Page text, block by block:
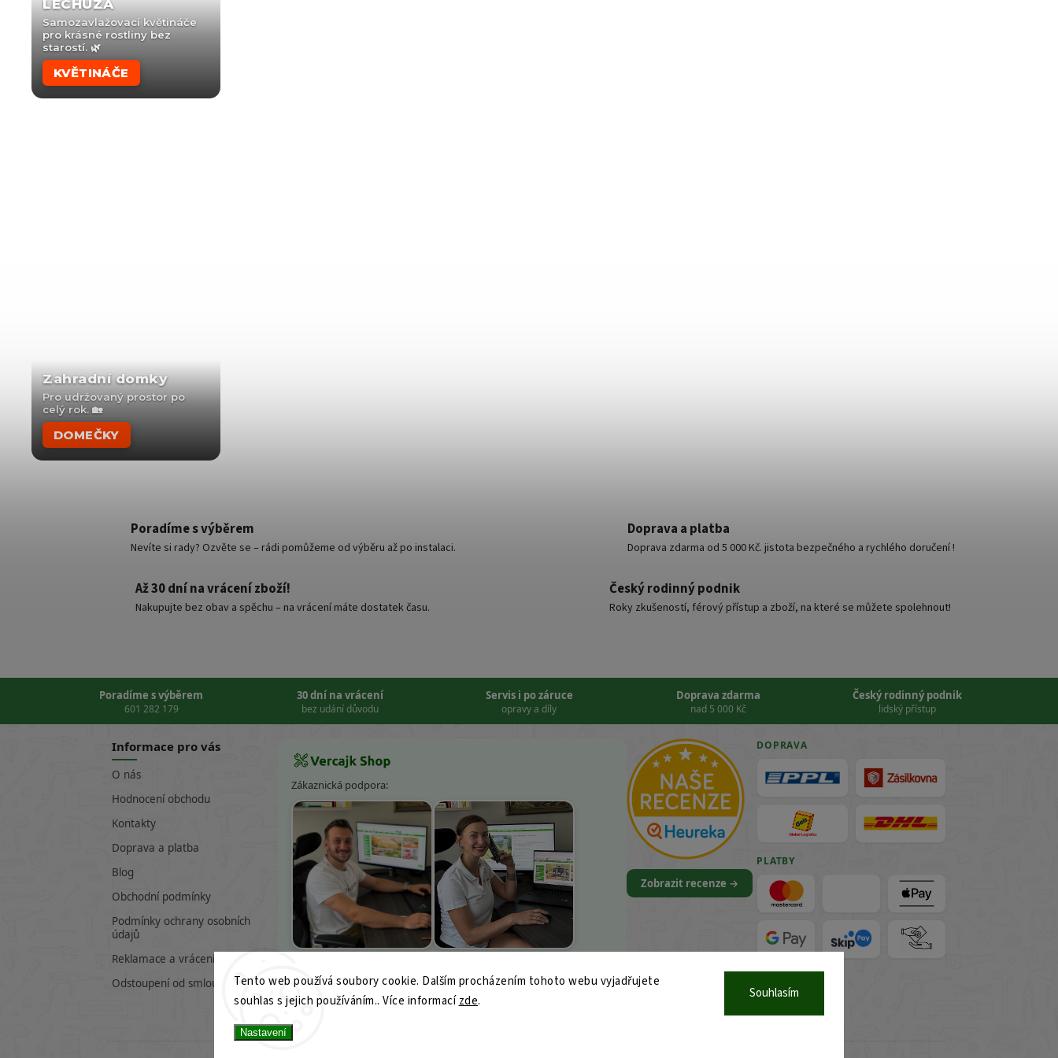
Tento web používá soubory cookie. Dalším procházením tohoto webu vyjadřujete
souhlas s jejich používáním.. Více informacízde.
Nastavení
Souhlasím
LECHUZA
Samozavlažovací květináče
pro krásné rostliny bez
starostí. 🌿
KVĚTINÁČE
Zahradní domky
Pro udržovaný prostor po
celý rok. 🏡
DOMEČKY
Poradíme s výběrem
Nevíte si rady? Ozvěte se – rádi pomůžeme od výběru až po instalaci.
Doprava a platba
Doprava zdarma od 5 000 Kč. jistota bezpečného a rychlého doručení !
Až 30 dní na vrácení zboží!
Nakupujte bez obav a spěchu – na vrácení máte dostatek času.
Český rodinný podnik
Roky zkušeností, férový přístup a zboží, na které se můžete spolehnout!
Poradíme s výběrem
601 282 179
30 dní na vrácení
bez udání důvodu
Servis i po záruce
opravy a díly
Doprava zdarma
nad 5 000 Kč
Český rodinný podnik
lidský přístup
Informace pro vás
O nás
Hodnocení obchodu
Kontakty
Doprava a platba
Blog
Obchodní podmínky
Podmínky ochrany osobních
údajů
Reklamace a vrácení zboží
Odstoupení od smlouvy
Zákaznická podpora:
601 282 179
info@vercajk-shop.cz
Zobrazit recenze →
DOPRAVA
PLATBY